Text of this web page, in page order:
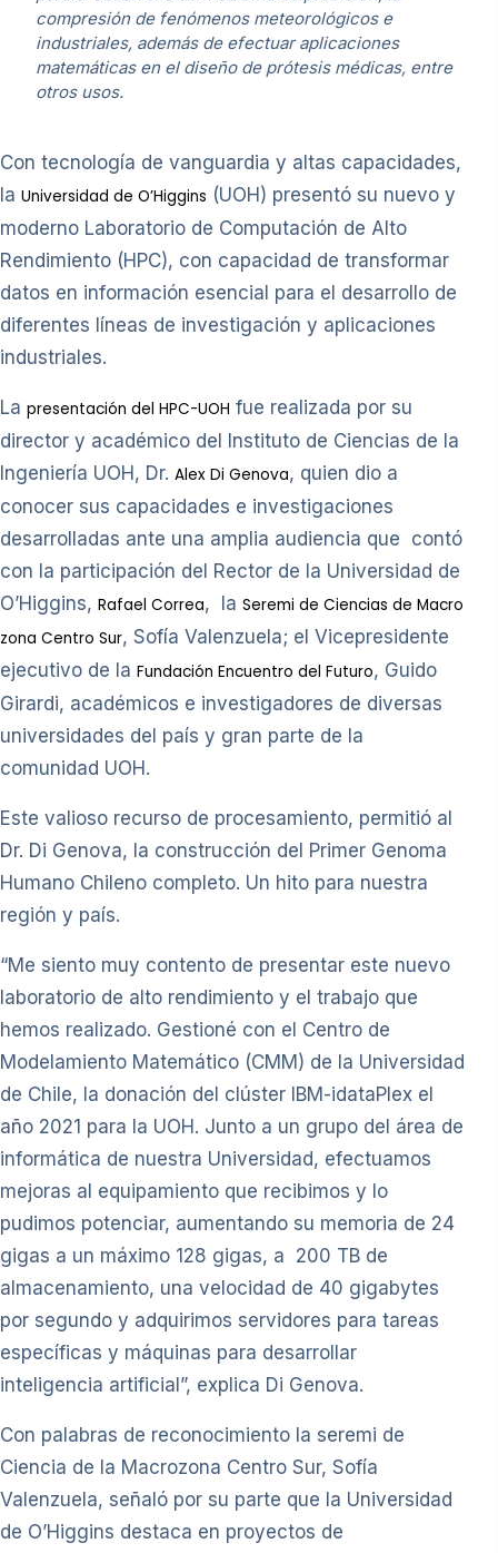
compresión de fenómenos meteorológicos e
industriales, además de efectuar aplicaciones
matemáticas en el diseño de prótesis médicas, entre
otros usos.
Con tecnología de vanguardia y altas capacidades,
la Universidad de O’Higgins (UOH) presentó su nuevo y
moderno Laboratorio de Computación de Alto
Rendimiento (HPC), con capacidad de transformar
datos en información esencial para el desarrollo de
diferentes líneas de investigación y aplicaciones
industriales.
La presentación del HPC-UOH fue realizada por su
director y académico del Instituto de Ciencias de la
Ingeniería UOH, Dr. Alex Di Genova, quien dio a
conocer sus capacidades e investigaciones
desarrolladas ante una amplia audiencia que contó
con la participación del Rector de la Universidad de
O’Higgins, Rafael Correa, la Seremi de Ciencias de Macro
zona Centro Sur, Sofía Valenzuela; el Vicepresidente
ejecutivo de la Fundación Encuentro del Futuro, Guido
Girardi, académicos e investigadores de diversas
universidades del país y gran parte de la
comunidad UOH.
Este valioso recurso de procesamiento, permitió al
Dr. Di Genova, la construcción del Primer Genoma
Humano Chileno completo. Un hito para nuestra
región y país.
“Me siento muy contento de presentar este nuevo
laboratorio de alto rendimiento y el trabajo que
hemos realizado. Gestioné con el Centro de
Modelamiento Matemático (CMM) de la Universidad
de Chile, la donación del clúster IBM-idataPlex el
año 2021 para la UOH. Junto a un grupo del área de
informática de nuestra Universidad, efectuamos
mejoras al equipamiento que recibimos y lo
pudimos potenciar, aumentando su memoria de 24
gigas a un máximo 128 gigas, a 200 TB de
almacenamiento, una velocidad de 40 gigabytes
por segundo y adquirimos servidores para tareas
específicas y máquinas para desarrollar
inteligencia artificial”, explica Di Genova.
Con palabras de reconocimiento la seremi de
Ciencia de la Macrozona Centro Sur, Sofía
Valenzuela, señaló por su parte que la Universidad
de O’Higgins destaca en proyectos de